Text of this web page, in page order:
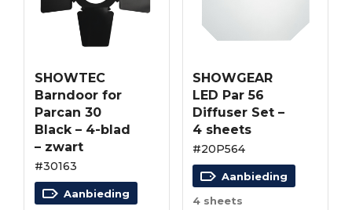
SHOWTEC
Barndoor for
Parcan 30
Black – 4-blad
– zwart
#30163
Aanbieding
SHOWGEAR
LED Par 56
Diffuser Set –
4 sheets
#20P564
Aanbieding
4 sheets